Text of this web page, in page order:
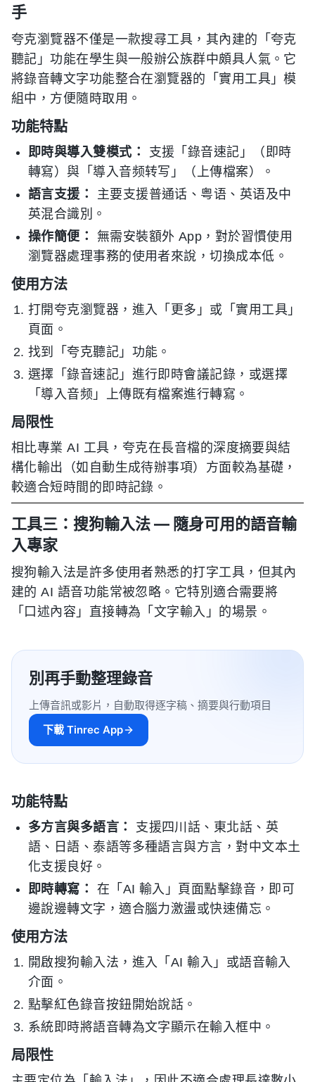
手
夸克瀏覽器不僅是一款搜尋工具，其內建的「夸克
聽記」功能在學生與一般辦公族群中頗具人氣。它
將錄音轉文字功能整合在瀏覽器的「實用工具」模
組中，方便隨時取用。
功能特點
即時與導入雙模式：
支援「錄音速記」（即時
轉寫）與「導入音频转写」（上傳檔案）。
語言支援：
主要支援普通话、粤语、英语及中
英混合識別。
操作簡便：
無需安裝額外 App，對於習慣使用
瀏覽器處理事務的使用者來說，切換成本低。
使用方法
打開夸克瀏覽器，進入「更多」或「實用工具」
頁面。
找到「夸克聽記」功能。
選擇「錄音速記」進行即時會議記錄，或選擇
「導入音频」上傳既有檔案進行轉寫。
局限性
相比專業 AI 工具，夸克在長音檔的深度摘要與結
構化輸出（如自動生成待辦事項）方面較為基礎，
較適合短時間的即時記錄。
工具三：搜狗輸入法 — 隨身可用的語音輸
入專家
搜狗輸入法是許多使用者熟悉的打字工具，但其內
建的 AI 語音功能常被忽略。它特別適合需要將
「口述內容」直接轉為「文字輸入」的場景。
別再手動整理錄音
上傳音訊或影片，自動取得逐字稿、摘要與行動項目
下載 Tinrec App
功能特點
多方言與多語言：
支援四川話、東北話、英
語、日語、泰語等多種語言與方言，對中文本土
化支援良好。
即時轉寫：
在「AI 輸入」頁面點擊錄音，即可
邊說邊轉文字，適合腦力激盪或快速備忘。
使用方法
開啟搜狗輸入法，進入「AI 輸入」或語音輸入
介面。
點擊紅色錄音按鈕開始說話。
系統即時將語音轉為文字顯示在輸入框中。
局限性